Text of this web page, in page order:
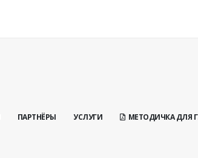
ПАРТНЁРЫ УСЛУГИ МЕТОДИЧКА ДЛЯ